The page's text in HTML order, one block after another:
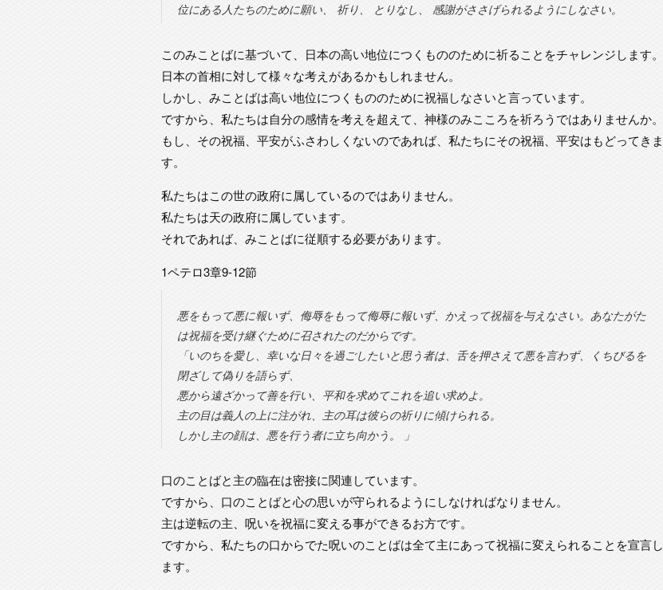
位にある人たちのために願い、 祈り、 とりなし、 感謝がささげられるようにしなさい。
このみことばに基づいて、日本の高い地位につくもののために祈ることをチャレンジします。
日本の首相に対して様々な考えがあるかもしれません。
しかし、みことばは高い地位につくもののために祝福しなさいと言っています。
ですから、私たちは自分の感情を考えを超えて、神様のみこころを祈ろうではありませんか。
もし、その祝福、平安がふさわしくないのであれば、私たちにその祝福、平安はもどってきま
す。
私たちはこの世の政府に属しているのではありません。
私たちは天の政府に属しています。
それであれば、みことばに従順する必要があります。
1ペテロ3章9-12節
悪をもって悪に報いず、侮辱をもって侮辱に報いず、かえって祝福を与えなさい。あなたがた
は祝福を受け継ぐために召されたのだからです。
「いのちを愛し、幸いな日々を過ごしたいと思う者は、舌を押さえて悪を言わず、くちびるを
閉ざして偽りを語らず、
悪から遠ざかって善を行い、平和を求めてこれを追い求めよ。
主の目は義人の上に注がれ、主の耳は彼らの祈りに傾けられる。
しかし主の顔は、悪を行う者に立ち向かう。 」
口のことばと主の臨在は密接に関連しています。
ですから、口のことばと心の思いが守られるようにしなければなりません。
主は逆転の主、呪いを祝福に変える事ができるお方です。
ですから、私たちの口からでた呪いのことばは全て主にあって祝福に変えられることを宣言し
ます。